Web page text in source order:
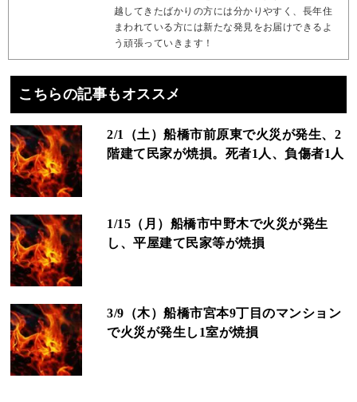
越してきたばかりの方には分かりやすく、長年住
まわれている方には新たな発見をお届けできるよ
う頑張っていきます！
こちらの記事もオススメ
2/1（土）船橋市前原東で火災が発生、2
階建て民家が焼損。死者1人、負傷者1人
1/15（月）船橋市中野木で火災が発生
し、平屋建て民家等が焼損
3/9（木）船橋市宮本9丁目のマンション
で火災が発生し1室が焼損